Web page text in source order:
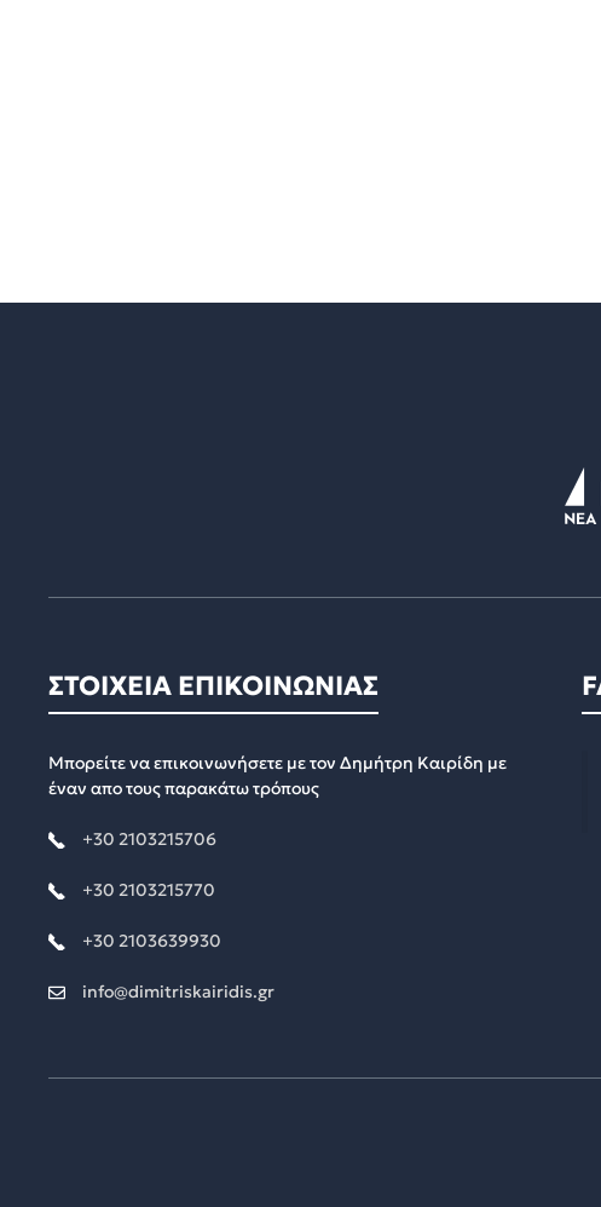
ΣΤΟΙΧΕΙΑ ΕΠΙΚΟΙΝΩΝΙΑΣ
Μπορείτε να επικοινωνήσετε με τον Δημήτρη Καιρίδη με
έναν απο τους παρακάτω τρόπους
+30 2103215706
+30 2103215770
+30 2103639930
info@dimitriskairidis.gr